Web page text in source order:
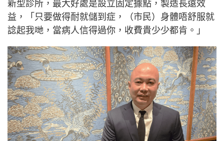
新型診所，最大好處是設立固定據點，製造長遠效
益，「只要做得耐就儲到症，（市民）身體唔舒服就
諗起我哋，當病人信得過你，收費貴少少都肯。」